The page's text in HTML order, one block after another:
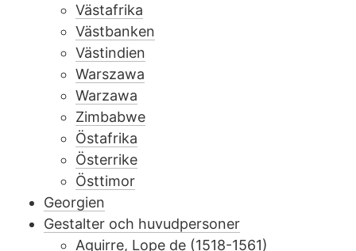
Västafrika
Västbanken
Västindien
Warszawa
Warzawa
Zimbabwe
Östafrika
Österrike
Östtimor
Georgien
Gestalter och huvudpersoner
Aguirre, Lope de (1518-1561)